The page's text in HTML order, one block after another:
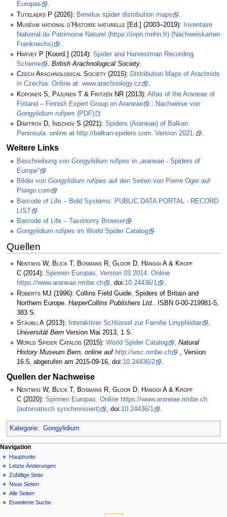
Europas
.
Tutelaers P (2026): Benelux spider distribution maps
Muséum national d’Histoire naturelle [Ed.] (2003–2019):
Inventaire
National du Patrimoine Naturel (https://inpn.mnhn.fr) (Nachweiskarten
Frankreichs)
.
Harvey P [Koord.] (2014): Spider and Harvestman Recording
Scheme
. British Arachnological Society.
Czech Arachnological Society (2015): Distribution Maps of Arachnids
in Czechia. Online at: www.arachnology.cz
.
Koponen S, Pajunen T & Fritzén NR (2013): Atlas of the Araneae of
Finland – Finnish Expert Group on Araneae
.: Nachweise von
Gongylidium rufipes (PDF)
Dimitrov D, Indzhov S (2021): Spiders (Araneae) of Balkan
Peninsula. online at http://balkan-spiders.com. Version 2021.
.
Weitere Links
Beschreibung von Gongylidium rufipes in „araneae - Spiders of
Europe”
Bilder von Gongylidium rufipes auf den Seiten von Pierre Oger auf
Piwigo.com
Barcode of Life – Bold Systems: PUBLIC DATA PORTAL - RECORD
LIST
Barcode of Life – Taxonomy Browser
Gongylidium rufipes im World Spider Catalog
Quellen
Nentwig W, Blick T, Bosmans R, Gloor D, Hänggi A & Kropf
C (2014): Spinnen Europas. Version 03.2014. Online
https://www.araneae.nmbe.ch
, doi:10.24436/1
.
Roberts MJ (1996): Collins Field Guide. Spiders of Britain and
Northern Europe. HarperCollins Publishers Ltd.
. ISBN 0-00-219981-5,
383 S.
Stäubli A (2013): Interaktiver Schlüssel zur Familie Linyphiidae
.
Universität Bern Version Mai 2013, 1 S.
World Spider Catalog (2015): World Spider Catalog . Natural
History Museum Bern, online auf http://wsc.nmbe.ch
, Version
16.5, abgerufen am 2015-09-16, doi:10.24436/2 .
Quellen der Nachweise
Nentwig W, Blick T, Bosmans R, Gloor D, Hänggi A & Kropf
C (2020): Spinnen Europas. Online https://www.araneae.nmbe.ch
(automatisch synchronisiert)
, doi:10.24436/1 .
Kategorie: Gongylidium
Navigation
Hauptseite
Letzte Änderungen
Zufällige Seite
Neue Seiten
Alle Seiten
Erweiterte Suche